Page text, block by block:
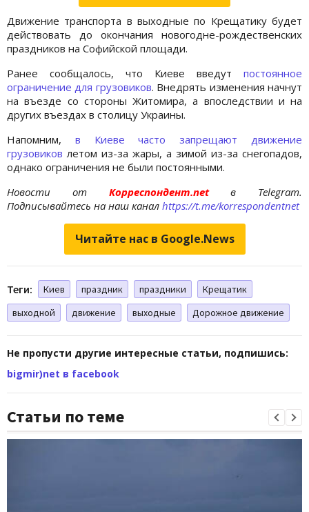
Движение транспорта в выходные по Крещатику будет
действовать до окончания новогодне-рождественских
праздников на Софийской площади.
Ранее сообщалось, что Киеве введут постоянное
ограничение для грузовиков. Внедрять изменения начнут
на въезде со стороны Житомира, а впоследствии и на
других въездах в столицу Украины.
Напомним, в Киеве часто запрещают движение
грузовиков летом из-за жары, а зимой из-за снегопадов,
однако ограничения не были постоянными.
Новости отКорреспондент.netв Telegram.
Подписывайтесь на наш канал https://t.me/korrespondentnet
Читайте нас в Google.News
Теги: Киев праздник праздники
Крещатик
выходной
движение выходные Дорожное движение
Не пропусти другие интересные статьи, подпишись:
bigmir)net в facebook
Статьи по теме